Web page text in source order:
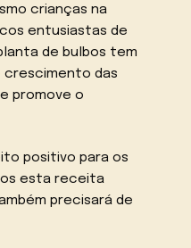
crianças na
entusiastas de
de bulbos tem
das
promove o
positivo para os
esta receita
precisará de